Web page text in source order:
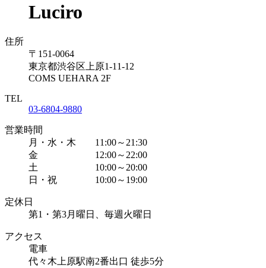
Luciro
住所
〒151-0064
東京都渋谷区上原1-11-12
COMS UEHARA 2F
TEL
03-6804-9880
営業時間
月・水・木 11:00～21:30
金 12:00～22:00
土 10:00～20:00
日・祝 10:00～19:00
定休日
第1・第3月曜日、毎週火曜日
アクセス
電車
代々木上原駅南2番出口 徒歩5分